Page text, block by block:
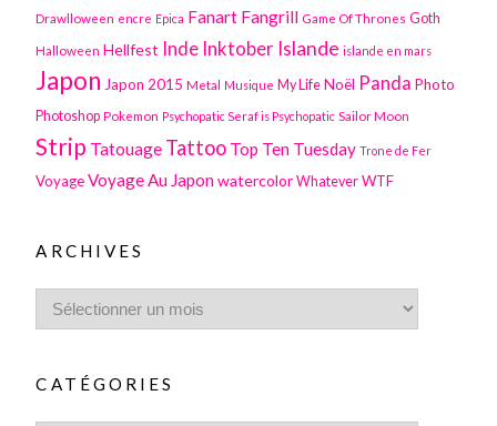
Drawlloween encre Epica Fanart Fangrill Game Of Thrones Goth
Halloween Hellfest Inde Inktober Islande islande en mars
Japon Japon 2015 Metal Musique My Life Noël Panda Photo
Photoshop Pokemon Psychopatic Seraf is Psychopatic Sailor Moon
Strip Tatouage Tattoo Top Ten Tuesday Trone de Fer
Voyage Voyage Au Japon watercolor Whatever WTF
ARCHIVES
CATÉGORIES